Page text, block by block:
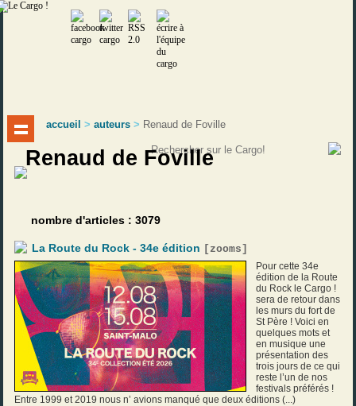
accueil >auteurs> Renaud de Foville
Renaud de Foville
nombre d'articles : 3079
La Route du Rock - 34e édition [ zooms ]
Pour cette 34e
édition de la Route
du Rock le Cargo !
sera de retour dans
les murs du fort de
St Père ! Voici en
quelques mots et
en musique une
présentation des
trois jours de ce qui
reste l’un de nos
festivals préférés !
Entre 1999 et 2019 nous n’ avions manqué que deux éditions (...)